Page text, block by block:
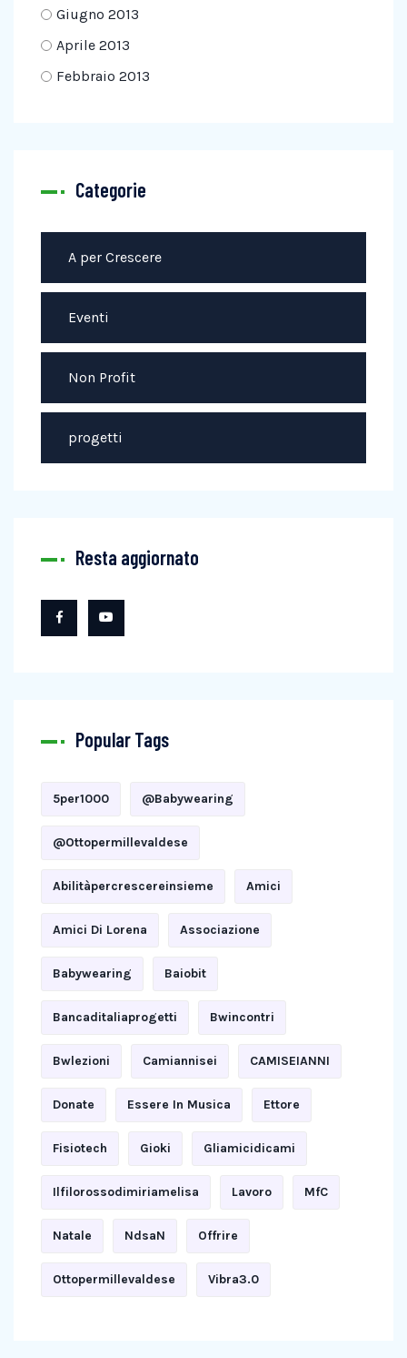
Giugno 2013
Aprile 2013
Febbraio 2013
Categorie
A per Crescere
Eventi
Non Profit
progetti
Resta aggiornato
Popular Tags
5per1000 @babywearing
@ottopermillevaldese
Abilitàpercrescereinsieme Amici
Amici Di Lorena Associazione
Babywearing Baiobit
Bancaditaliaprogetti Bwincontri
Bwlezioni Camiannisei CAMISEIANNI
Donate Essere In Musica Ettore
Fisiotech Gioki Gliamicidicami
Ilfilorossodimiriamelisa Lavoro MfC
Natale NdsaN Offrire
Ottopermillevaldese Vibra3.0